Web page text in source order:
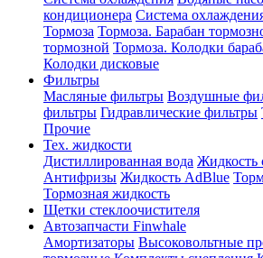
кондиционера Система
Тормоза Тормоза. Барабан
тормозной Тормоза. Колодки
Колодки дисковые
Фильтры
Масляные фильтры Воздушные
фильтры Гидравлические фильтры
Прочие
Тех. жидкости
Дистиллированная вода Жидкость
Антифризы Жидкость AdBlue
Тормозная жидкость
Щетки стеклоочистителя
Автозапчасти Finwhale
Амортизаторы Высоковольтные